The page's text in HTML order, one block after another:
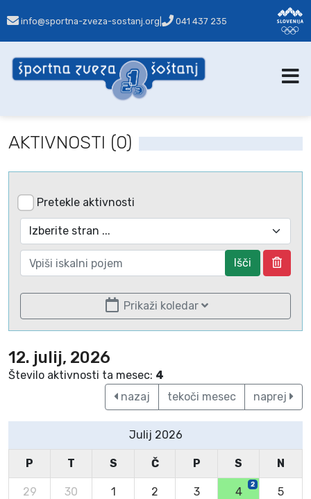
info@sportna-zveza-sostanj.org 041 437 235
AKTIVNOSTI (0)
Pretekle aktivnosti
Išči
Prikaži koledar
12. julij, 2026
Število aktivnosti ta mesec: 4
nazaj
tekoči mesec naprej
Julij 2026
P T S Č P S N
29 30 1 2 3 4
2
5